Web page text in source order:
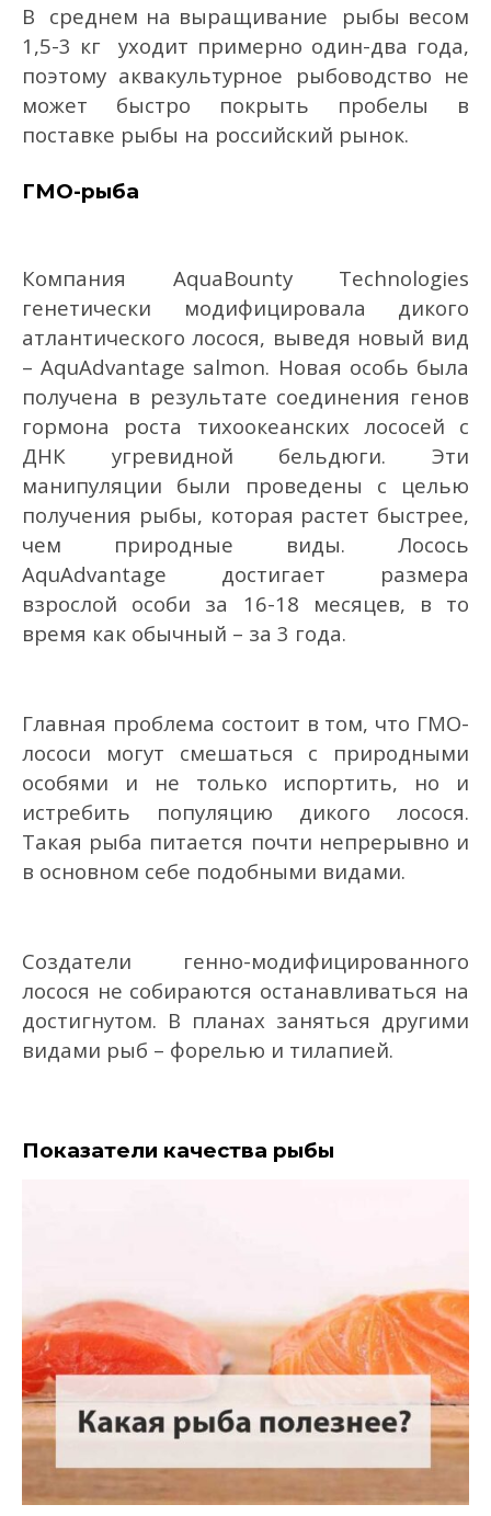
В среднем на выращивание рыбы весом
1,5-3 кг уходит примерно один-два года,
поэтому аквакультурное рыбоводство не
может быстро покрыть пробелы в
поставке рыбы на российский рынок.
ГМО-рыба
Компания AquaBounty Technologies
генетически модифицировала дикого
атлантического лосося, выведя новый вид
– AquAdvantage salmon. Новая особь была
получена в результате соединения генов
гормона роста тихоокеанских лососей с
ДНК угревидной бельдюги. Эти
манипуляции были проведены с целью
получения рыбы, которая растет быстрее,
чем природные виды. Лосось
AquAdvantage достигает размера
взрослой особи за 16-18 месяцев, в то
время как обычный – за 3 года.
Главная проблема состоит в том, что ГМО-
лососи могут смешаться с природными
особями и не только испортить, но и
истребить популяцию дикого лосося.
Такая рыба питается почти непрерывно и
в основном себе подобными видами.
Создатели генно-модифицированного
лосося не собираются останавливаться на
достигнутом. В планах заняться другими
видами рыб – форелью и тилапией.
Показатели качества рыбы